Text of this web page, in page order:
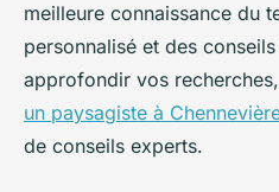
meilleure connaissance du
personnalisé et des
approfondir vos
un paysagiste à
de conseils experts.